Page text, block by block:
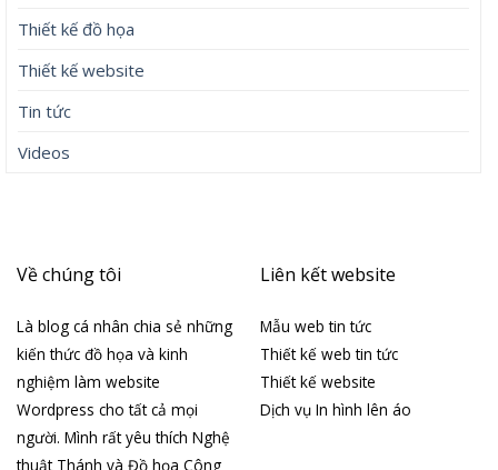
Thiết kế đồ họa
Thiết kế website
Tin tức
Videos
Về chúng tôi
Là blog cá nhân chia sẻ những
kiến thức đồ họa và kinh
nghiệm làm website
Wordpress cho tất cả mọi
người. Mình rất yêu thích Nghệ
thuật Thánh và Đồ họa Công
Liên kết website
Mẫu web tin tức
Thiết kế web tin tức
Thiết kế website
Dịch vụ In hình lên áo